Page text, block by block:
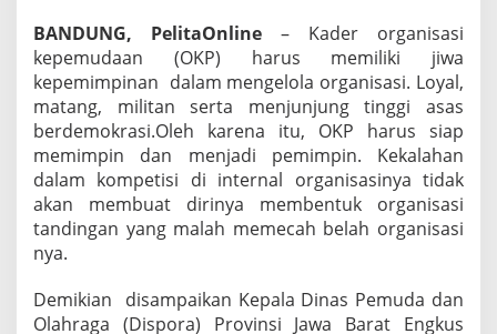
BANDUNG, PelitaOnline – Kader organisasi
kepemudaan (OKP) harus memiliki jiwa
kepemimpinan dalam mengelola organisasi. Loyal,
matang, militan serta menjunjung tinggi asas
berdemokrasi.Oleh karena itu, OKP harus siap
memimpin dan menjadi pemimpin. Kekalahan
dalam kompetisi di internal organisasinya tidak
akan membuat dirinya membentuk organisasi
tandingan yang malah memecah belah organisasi
nya.
Demikian disampaikan Kepala Dinas Pemuda dan
Olahraga (Dispora) Provinsi Jawa Barat Engkus